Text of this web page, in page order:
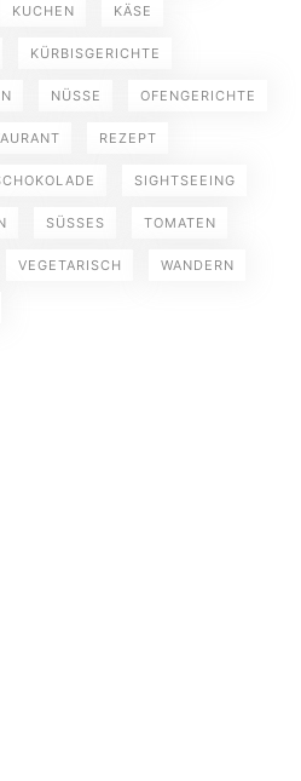
KUCHEN KÄSE
KÜRBISGERICHTE
NÜSSE OFENGERICHTE
REZEPT
SIGHTSEEING
SÜSSES TOMATEN
VEGETARISCH WANDERN